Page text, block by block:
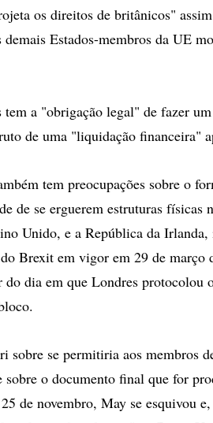
os direitos de britânicos"
Estados-membros da UE
a "obrigação legal" de fazer
de uma "liquidação financeira"
tem preocupações sobre o
de se erguerem estruturas físicas
Unido, e a República da
Brexit em vigor em 29 de março
dia em que Londres protocolou
sobre se permitiria aos membros
sobre o documento final que for
de novembro, May se esquivou